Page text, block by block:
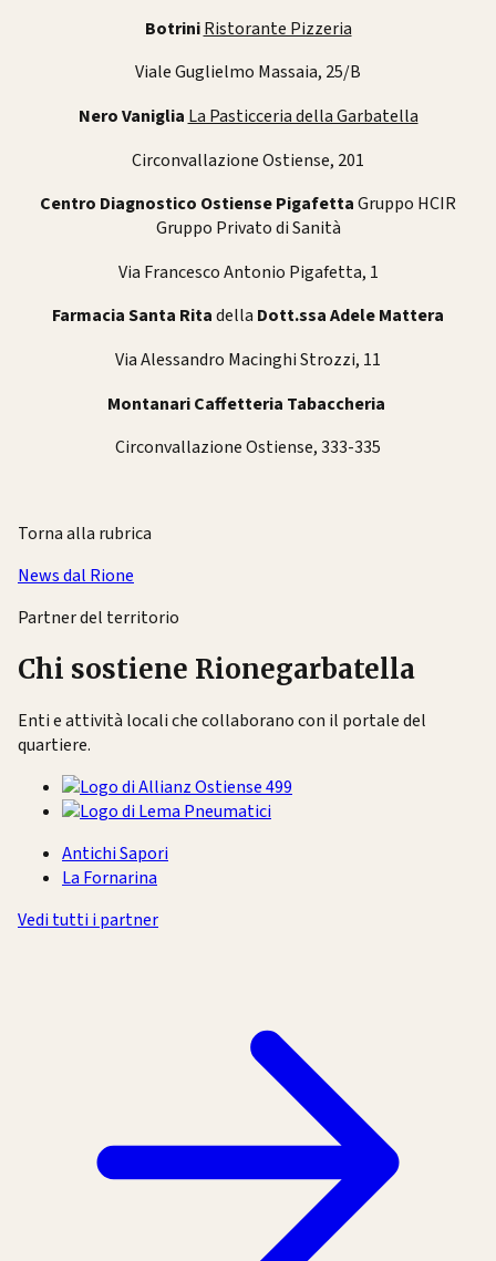
BotriniRistorante Pizzeria
Viale Guglielmo Massaia, 25/B
Nero Vaniglia La Pasticceria della Garbatella
Circonvallazione Ostiense, 201
Centro Diagnostico Ostiense PigafettaGruppo HCIR
Gruppo Privato di Sanità
Via Francesco Antonio Pigafetta, 1
Farmacia Santa Ritadella Dott.ssa Adele Mattera
Via Alessandro Macinghi Strozzi, 11
Montanari Caffetteria Tabaccheria
Circonvallazione Ostiense, 333-335
Torna alla rubrica
News dal Rione
Partner del territorio
Chi sostiene Rionegarbatella
Enti e attività locali che collaborano con il portale del
quartiere.
Antichi Sapori
La Fornarina
Vedi tutti i partner